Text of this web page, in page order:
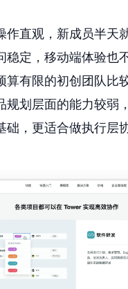
作直观，新成员半天
稳定，移动端体验也
算有限的初创团队比
规划层面的能力较弱
础，更适合做执行层